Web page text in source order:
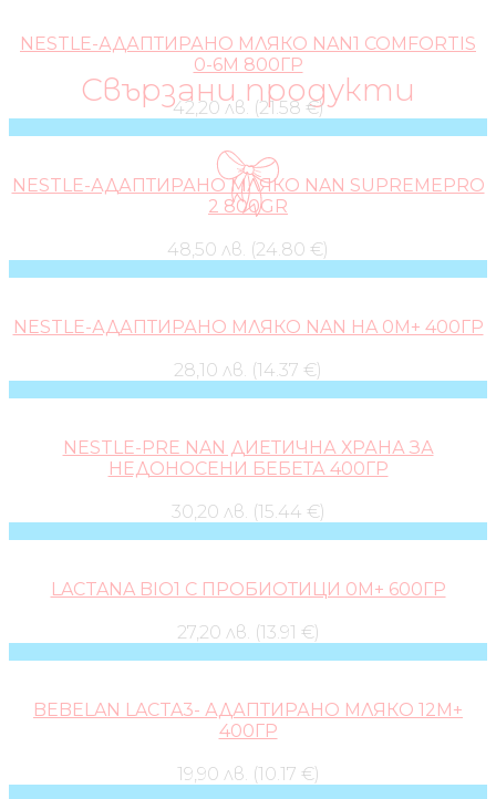
Свързани продукти
NESTLE-АДАПТИРАНО МЛЯКО NAN1 COMFORTIS
0-6М 800ГР
42,20 лв. (21.58 €)
NESTLE-АДАПТИРАНО МЛЯКО NAN SUPREMEPRO
2 800GR
48,50 лв. (24.80 €)
NESTLE-АДАПТИРАНО МЛЯКО NAN HA 0М+ 400ГР
28,10 лв. (14.37 €)
NESTLE-PRE NAN ДИЕТИЧНА ХРАНА ЗА
НЕДОНОСЕНИ БЕБЕТА 400ГР
30,20 лв. (15.44 €)
LACTANA BIO1 С ПРОБИОТИЦИ 0М+ 600ГР
27,20 лв. (13.91 €)
BEBELAN LACTA3- АДАПТИРАНО МЛЯКО 12М+
400ГР
19,90 лв. (10.17 €)